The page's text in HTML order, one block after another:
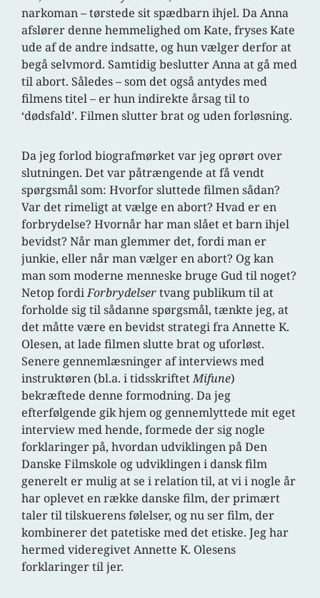
narkoman – tørstede sit spædbarn ihjel. Da Anna
afslører denne hemmelighed om Kate, fryses Kate
ude af de andre indsatte, og hun vælger derfor at
begå selvmord. Samtidig beslutter Anna at gå med
til abort. Således – som det også antydes med
filmens titel – er hun indirekte årsag til to
‘dødsfald’. Filmen slutter brat og uden forløsning.
Da jeg forlod biografmørket var jeg oprørt over
slutningen. Det var påtrængende at få vendt
spørgsmål som: Hvorfor sluttede filmen sådan?
Var det rimeligt at vælge en abort? Hvad er en
forbrydelse? Hvornår har man slået et barn ihjel
bevidst? Når man glemmer det, fordi man er
junkie, eller når man vælger en abort? Og kan
man som moderne menneske bruge Gud til noget?
Netop fordiForbrydelsertvang publikum til at
forholde sig til sådanne spørgsmål, tænkte jeg, at
det måtte være en bevidst strategi fra Annette K.
Olesen, at lade filmen slutte brat og uforløst.
Senere gennemlæsninger af interviews med
instruktøren (bl.a. i tidsskriftetMifune)
bekræftede denne formodning. Da jeg
efterfølgende gik hjem og gennemlyttede mit eget
interview med hende, formede der sig nogle
forklaringer på, hvordan udviklingen på Den
Danske Filmskole og udviklingen i dansk film
generelt er mulig at se i relation til, at vi i nogle år
har oplevet en række danske film, der primært
taler til tilskuerens følelser, og nu ser film, der
kombinerer det patetiske med det etiske. Jeg har
hermed videregivet Annette K. Olesens
forklaringer til jer.